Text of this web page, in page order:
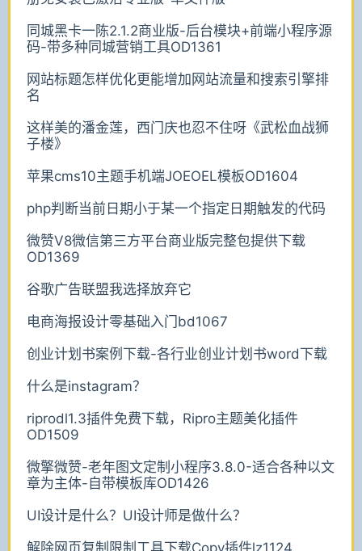
同城黑卡一陈2.1.2商业版-后台模块+前端小程序源
码-带多种同城营销工具OD1361
网站标题怎样优化更能增加网站流量和搜索引擎排
名
这样美的潘金莲，西门庆也忍不住呀《武松血战狮
子楼》
苹果cms10主题手机端JOEOEL模板OD1604
php判断当前日期小于某一个指定日期触发的代码
微赞V8微信第三方平台商业版完整包提供下载
OD1369
谷歌广告联盟我选择放弃它
电商海报设计零基础入门bd1067
创业计划书案例下载-各行业创业计划书word下载
什么是instagram？
riprodl1.3插件免费下载，Ripro主题美化插件
OD1509
微擎微赞-老年图文定制小程序3.8.0-适合各种以文
章为主体-自带模板库OD1426
UI设计是什么？UI设计师是做什么？
解除网页复制限制工具下载Copy插件lz1124